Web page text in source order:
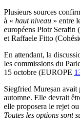
Plusieurs sources
à « haut niveau » entre
européens Piotr
et Raffaele Fitto
En attendant, la
les commissions du
15 octobre (EUROPE
Siegfried Mureșan avait
automne. Elle devrait
elle proposera le rejet
Toutes les options sont